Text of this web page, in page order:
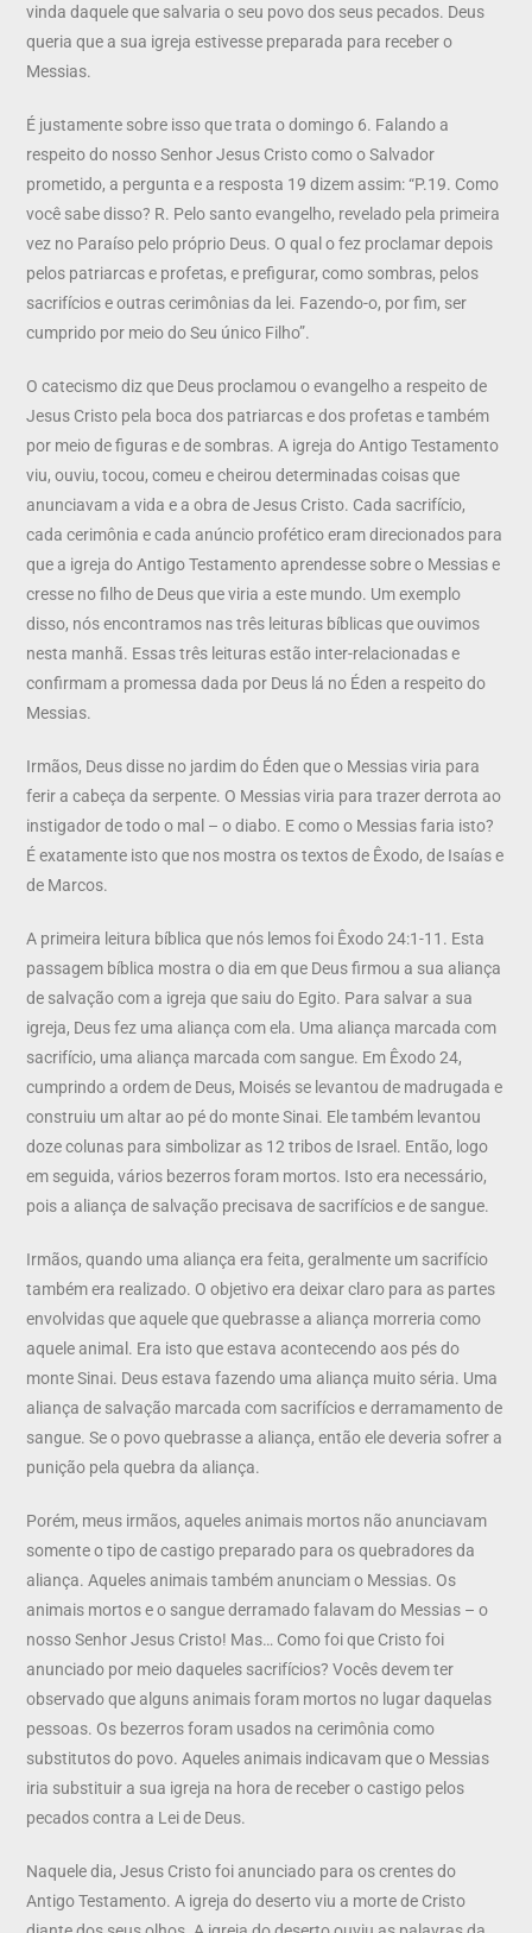
vinda daquele que salvaria o seu povo dos seus pecados. Deus
queria que a sua igreja estivesse preparada para receber o
Messias.
É justamente sobre isso que trata o domingo 6. Falando a
respeito do nosso Senhor Jesus Cristo como o Salvador
prometido, a pergunta e a resposta 19 dizem assim: “P.19. Como
você sabe disso? R. Pelo santo evangelho, revelado pela primeira
vez no Paraíso pelo próprio Deus. O qual o fez proclamar depois
pelos patriarcas e profetas, e prefigurar, como sombras, pelos
sacrifícios e outras cerimônias da lei. Fazendo-o, por fim, ser
cumprido por meio do Seu único Filho”.
O catecismo diz que Deus proclamou o evangelho a respeito de
Jesus Cristo pela boca dos patriarcas e dos profetas e também
por meio de figuras e de sombras. A igreja do Antigo Testamento
viu, ouviu, tocou, comeu e cheirou determinadas coisas que
anunciavam a vida e a obra de Jesus Cristo. Cada sacrifício,
cada cerimônia e cada anúncio profético eram direcionados para
que a igreja do Antigo Testamento aprendesse sobre o Messias e
cresse no filho de Deus que viria a este mundo. Um exemplo
disso, nós encontramos nas três leituras bíblicas que ouvimos
nesta manhã. Essas três leituras estão inter-relacionadas e
confirmam a promessa dada por Deus lá no Éden a respeito do
Messias.
Irmãos, Deus disse no jardim do Éden que o Messias viria para
ferir a cabeça da serpente. O Messias viria para trazer derrota ao
instigador de todo o mal – o diabo. E como o Messias faria isto?
É exatamente isto que nos mostra os textos de Êxodo, de Isaías e
de Marcos.
A primeira leitura bíblica que nós lemos foi Êxodo 24:1-11. Esta
passagem bíblica mostra o dia em que Deus firmou a sua aliança
de salvação com a igreja que saiu do Egito. Para salvar a sua
igreja, Deus fez uma aliança com ela. Uma aliança marcada com
sacrifício, uma aliança marcada com sangue. Em Êxodo 24,
cumprindo a ordem de Deus, Moisés se levantou de madrugada e
construiu um altar ao pé do monte Sinai. Ele também levantou
doze colunas para simbolizar as 12 tribos de Israel. Então, logo
em seguida, vários bezerros foram mortos. Isto era necessário,
pois a aliança de salvação precisava de sacrifícios e de sangue.
Irmãos, quando uma aliança era feita, geralmente um sacrifício
também era realizado. O objetivo era deixar claro para as partes
envolvidas que aquele que quebrasse a aliança morreria como
aquele animal. Era isto que estava acontecendo aos pés do
monte Sinai. Deus estava fazendo uma aliança muito séria. Uma
aliança de salvação marcada com sacrifícios e derramamento de
sangue. Se o povo quebrasse a aliança, então ele deveria sofrer a
punição pela quebra da aliança.
Porém, meus irmãos, aqueles animais mortos não anunciavam
somente o tipo de castigo preparado para os quebradores da
aliança. Aqueles animais também anunciam o Messias. Os
animais mortos e o sangue derramado falavam do Messias – o
nosso Senhor Jesus Cristo! Mas… Como foi que Cristo foi
anunciado por meio daqueles sacrifícios? Vocês devem ter
observado que alguns animais foram mortos no lugar daquelas
pessoas. Os bezerros foram usados na cerimônia como
substitutos do povo. Aqueles animais indicavam que o Messias
iria substituir a sua igreja na hora de receber o castigo pelos
pecados contra a Lei de Deus.
Naquele dia, Jesus Cristo foi anunciado para os crentes do
Antigo Testamento. A igreja do deserto viu a morte de Cristo